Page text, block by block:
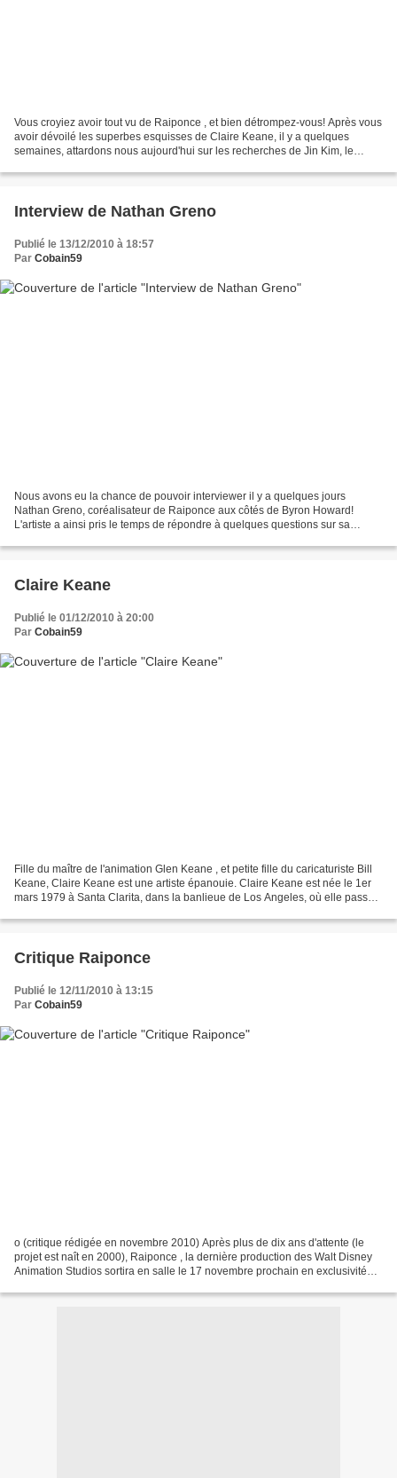
Vous croyiez avoir tout vu de Raiponce , et bien détrompez-vous! Après vous
avoir dévoilé les superbes esquisses de Claire Keane, il y a quelques
semaines, attardons nous aujourd'hui sur les recherches de Jin Kim, le
Interview de Nathan Greno
Publié le 13/12/2010 à 18:57
Par Cobain59
Nous avons eu la chance de pouvoir interviewer il y a quelques jours
Nathan Greno, coréalisateur de Raiponce aux côtés de Byron Howard!
L'artiste a ainsi pris le temps de répondre à quelques questions sur sa
Claire Keane
Publié le 01/12/2010 à 20:00
Par Cobain59
Fille du maître de l'animation Glen Keane , et petite fille du caricaturiste Bill
Keane, Claire Keane est une artiste épanouie. Claire Keane est née le 1er
mars 1979 à Santa Clarita, dans la banlieue de Los Angeles, où elle passe
Critique Raiponce
Publié le 12/11/2010 à 13:15
Par Cobain59
o (critique rédigée en novembre 2010) Après plus de dix ans d'attente (le
projet est naît en 2000), Raiponce , la dernière production des Walt Disney
Animation Studios sortira en salle le 17 novembre prochain en exclusivité